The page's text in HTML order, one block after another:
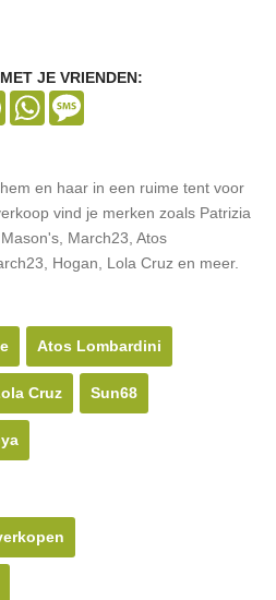
JE VRIENDEN:
PinterestWhatsApp
en haar in een ruime tent voor
vind je merken zoals Patrizia
March23, Atos
Hogan, Lola Cruz en meer.
Atos Lombardini
Cruz Sun68